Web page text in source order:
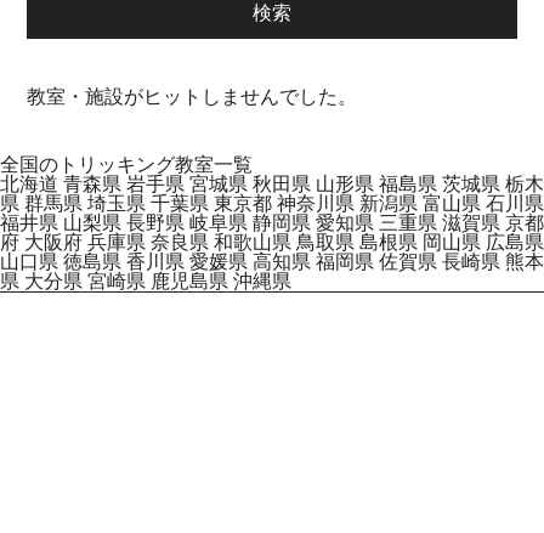
教室・施設がヒットしませんでした。
全国のトリッキング教室一覧
北海道 青森県 岩手県 宮城県 秋田県 山形県 福島県 茨城県 栃木
県 群馬県 埼玉県 千葉県 東京都 神奈川県 新潟県 富山県 石川県
福井県 山梨県 長野県 岐阜県 静岡県 愛知県 三重県 滋賀県 京都
府 大阪府 兵庫県 奈良県 和歌山県 鳥取県 島根県 岡山県 広島県
山口県 徳島県 香川県 愛媛県 高知県 福岡県 佐賀県 長崎県 熊本
県 大分県 宮崎県 鹿児島県 沖縄県